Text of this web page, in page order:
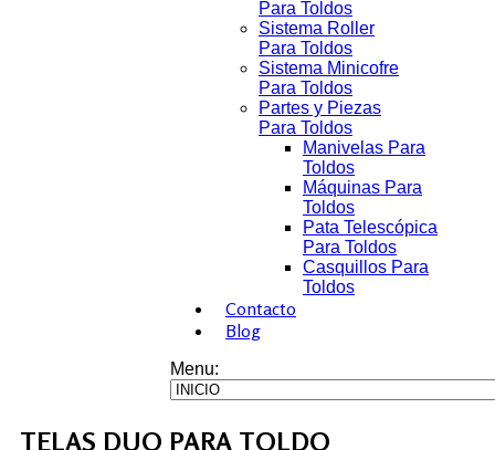
Para Toldos
Sistema Roller
Para Toldos
Sistema Minicofre
Para Toldos
Partes y Piezas
Para Toldos
Manivelas Para
Toldos
Máquinas Para
Toldos
Pata Telescópica
Para Toldos
Casquillos Para
Toldos
Contacto
Blog
Menu:
TELAS DUO PARA TOLDO